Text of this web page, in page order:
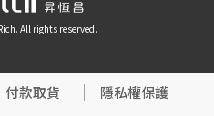
All rights reserved.
付款取貨
隱私權保護